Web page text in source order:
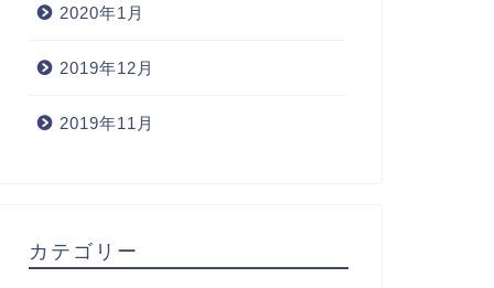
2020年1月
2019年12月
2019年11月
カテゴリー